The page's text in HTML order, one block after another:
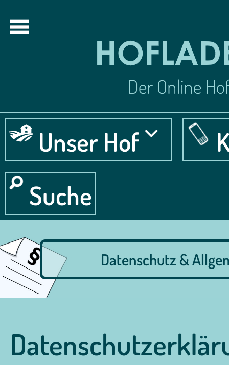
Unser Hof
Suche
Datenschutz &